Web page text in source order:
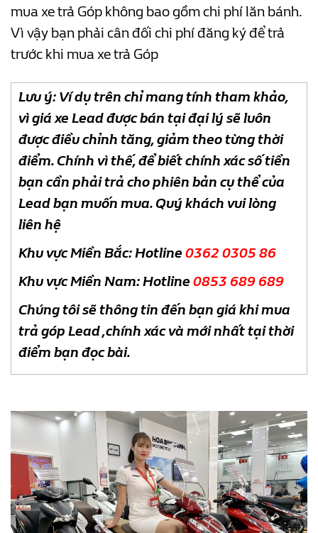
mua xe trả Góp không bao gồm chi phí lăn bánh.
Vì vậy bạn phải cân đối chi phí đăng ký để trả
trước khi mua xe trả Góp
Lưu ý: Ví dụ trên chỉ mang tính tham khảo,
vì giá xe Lead được bán tại đại lý sẽ luôn
được điều chỉnh tăng, giảm theo từng thời
điểm. Chính vì thế, để biết chính xác số tiền
bạn cần phải trả cho phiên bản cụ thể của
Lead bạn muốn mua. Quý khách vui lòng
liên hệ
Khu vực Miền Bắc: Hotline 0362 0305 86
Khu vực Miền Nam: Hotline 0853 689 689
Chúng tôi sẽ thông tin đến bạn giá khi mua
trả góp Lead ,chính xác và mới nhất tại thời
điểm bạn đọc bài.